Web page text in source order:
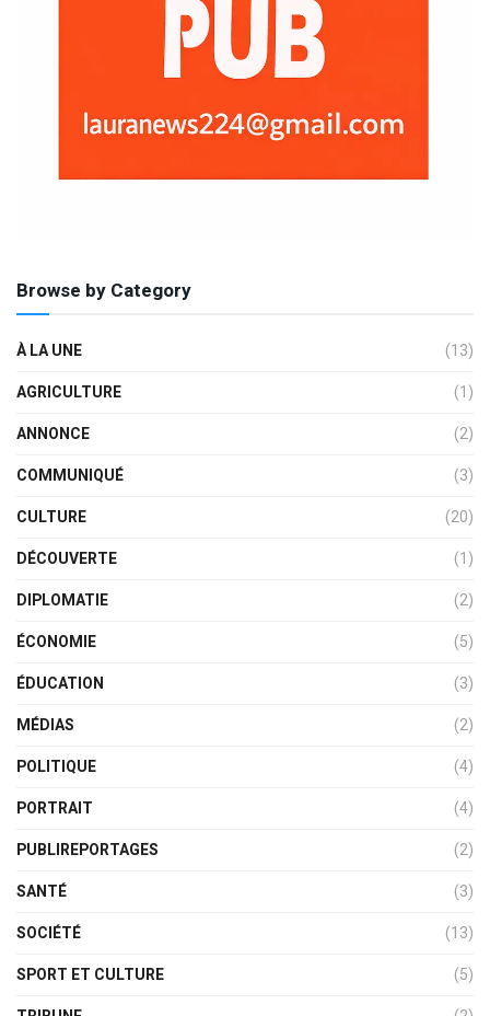
Browse by Category
À LA UNE
(13)
AGRICULTURE
(1)
ANNONCE
(2)
COMMUNIQUÉ
(3)
CULTURE
(20)
DÉCOUVERTE
(1)
DIPLOMATIE
(2)
ÉCONOMIE
(5)
ÉDUCATION
(3)
MÉDIAS
(2)
POLITIQUE
(4)
PORTRAIT
(4)
PUBLIREPORTAGES
(2)
SANTÉ
(3)
SOCIÉTÉ
(13)
SPORT ET CULTURE
(5)